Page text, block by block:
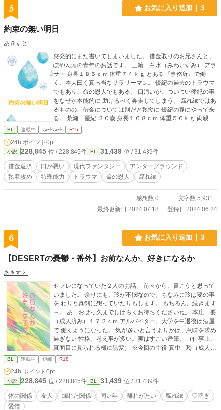
5 お気に入り追加 3
約束の無い明日
あきすと
突発的にまた書いてしまいました。 借金取りのお兄さんと、
ぽやん頭の青年のお話です。 三輪 白水（みわいずみ） アラ
サー 身長１８５ｃｍ 体重７４ｋｇ とある『事務所』で働
く、本人曰く真っ当なサラリーマン。 優紀の過去のトラウマ
でもあり、命の恩人でもある。 口汚いが、ついつい優紀の事
をなぜか本能的に 助けるべく奔走してしまう。 腐れ縁ではあ
るものの、借金については別だと執拗に 優紀の家にやって来
る。 荒瀬 優紀 ２０歳 身長１６８ｃｍ 体重５６ｋｇ 両親の
借金の肩代わりをさせられている不運な青年。 両親がドロン
して困っているものの、マイペースに ボロアパートで暮らし
ている。 三輪とは子供の頃から面識がある。 一命を救っても
らった事もあるので、あまり邪険にはできない。 でも、一応
はトラウマの相手でもある。 趣味は歌う事。子供の頃の夢は
保育士だった。
BL 連載中 ｼｮｰﾄｼｮｰﾄ R15
24h.ポイント 0pt
小説 228,845 位 / 228,845件 BL 31,439 位 / 31,439件
借金返済 口が悪い 現代ファンタジー
アンダーグラウンド
執着攻め
特殊能力 トラウマ 命の恩人 腐れ縁
感想数 0
文字数 5,931
最終更新日 2024.07.18
登録日 2024.06.24
6 お気に入り追加 3
【DESERTの憂鬱・番外】お前なんか、好きになるか
あきすと
セフレになっていた２人のお話。 前々から、書こうと思って
いました。 余りにも、玲が不憫なので。ちなみに玲は要の事
を わりと真剣に想っていたりもします。 もちろん、続きます
～。 あ、おせっ久までしばらくお待ちくださいね。 本庄 要
（成人済み）１７２ｃｍ アルバイター。大学を中退後は酒屋
で 働くようになった。 気が多いと言うよりかは、意味を求め
過ぎない 性格。考え事が多い。実はすごい達筆。 （仕事上、
真面目に見られる様に黒髪） ※今回の主役 真中 玲（成人済
み）１７９ｃｍ 要のセフレ。なかなか本気になってくれない
要を、何とか落とせたかと思いきや セフレとしてしか見られ
なくてガッカリ。 璃端（ri-ha）（２１歳）１８４ｃｍ 日仏の
ハーフ。元モデルでもあり かなりの美形。発言や考えがかな
り独特。 要の事はなぜか執着している。 匂いフェチ。繊細な
ロマンチスト。 （髪の色は、ホワイトブロンド） ※今回、直
BL 連載中 短編 R18
24h.ポイント 0pt
小説 228,845 位 / 228,845件 BL 31,439 位 / 31,439件
体の関係 友人 爛れた関係 同い年 離れがたい 腐れ縁
♡喘ぎ
愛憎